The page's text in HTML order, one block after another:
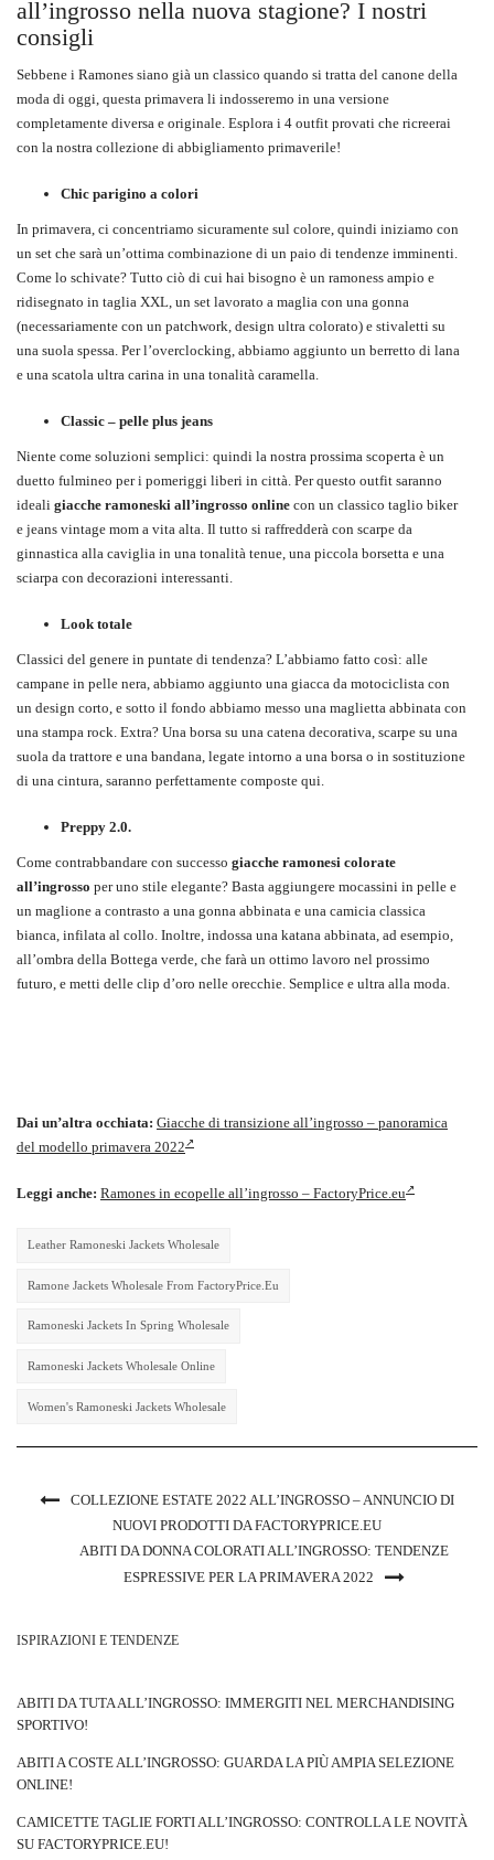
all’ingrosso nella nuova stagione? I nostri
consigli
Sebbene i Ramones siano già un classico quando si tratta del canone della
moda di oggi, questa primavera li indosseremo in una versione
completamente diversa e originale. Esplora i 4 outfit provati che ricreerai
con la nostra collezione di abbigliamento primaverile!
Chic parigino a colori
In primavera, ci concentriamo sicuramente sul colore, quindi iniziamo con
un set che sarà un’ottima combinazione di un paio di tendenze imminenti.
Come lo schivate? Tutto ciò di cui hai bisogno è un ramoness ampio e
ridisegnato in taglia XXL, un set lavorato a maglia con una gonna
(necessariamente con un patchwork, design ultra colorato) e stivaletti su
una suola spessa. Per l’overclocking, abbiamo aggiunto un berretto di lana
e una scatola ultra carina in una tonalità caramella.
Classic – pelle plus jeans
Niente come soluzioni semplici: quindi la nostra prossima scoperta è un
duetto fulmineo per i pomeriggi liberi in città. Per questo outfit saranno
ideali giacche ramoneski all’ingrosso online con un classico taglio biker
e jeans vintage mom a vita alta. Il tutto si raffredderà con scarpe da
ginnastica alla caviglia in una tonalità tenue, una piccola borsetta e una
sciarpa con decorazioni interessanti.
Look totale
Classici del genere in puntate di tendenza? L’abbiamo fatto così: alle
campane in pelle nera, abbiamo aggiunto una giacca da motociclista con
un design corto, e sotto il fondo abbiamo messo una maglietta abbinata con
una stampa rock. Extra? Una borsa su una catena decorativa, scarpe su una
suola da trattore e una bandana, legate intorno a una borsa o in sostituzione
di una cintura, saranno perfettamente composte qui.
Preppy 2.0.
Come contrabbandare con successo giacche ramonesi colorate
all’ingrosso per uno stile elegante? Basta aggiungere mocassini in pelle e
un maglione a contrasto a una gonna abbinata e una camicia classica
bianca, infilata al collo. Inoltre, indossa una katana abbinata, ad esempio,
all’ombra della Bottega verde, che farà un ottimo lavoro nel prossimo
futuro, e metti delle clip d’oro nelle orecchie. Semplice e ultra alla moda.
Dai un’altra occhiata: Giacche di transizione all’ingrosso – panoramica
del modello primavera 2022
Leggi anche: Ramones in ecopelle all’ingrosso – FactoryPrice.eu
Leather Ramoneski Jackets Wholesale
Ramone Jackets Wholesale From FactoryPrice.eu
Ramoneski Jackets In Spring Wholesale
Ramoneski Jackets Wholesale Online
Women's Ramoneski Jackets Wholesale
COLLEZIONE ESTATE 2022 ALL’INGROSSO – ANNUNCIO DI
NUOVI PRODOTTI DA FACTORYPRICE.EU
ABITI DA DONNA COLORATI ALL’INGROSSO: TENDENZE
ESPRESSIVE PER LA PRIMAVERA 2022
ISPIRAZIONI E TENDENZE
ABITI DA TUTA ALL’INGROSSO: IMMERGITI NEL MERCHANDISING
SPORTIVO!
ABITI A COSTE ALL’INGROSSO: GUARDA LA PIÙ AMPIA SELEZIONE
ONLINE!
CAMICETTE TAGLIE FORTI ALL’INGROSSO: CONTROLLA LE NOVITÀ
SU FACTORYPRICE.EU!